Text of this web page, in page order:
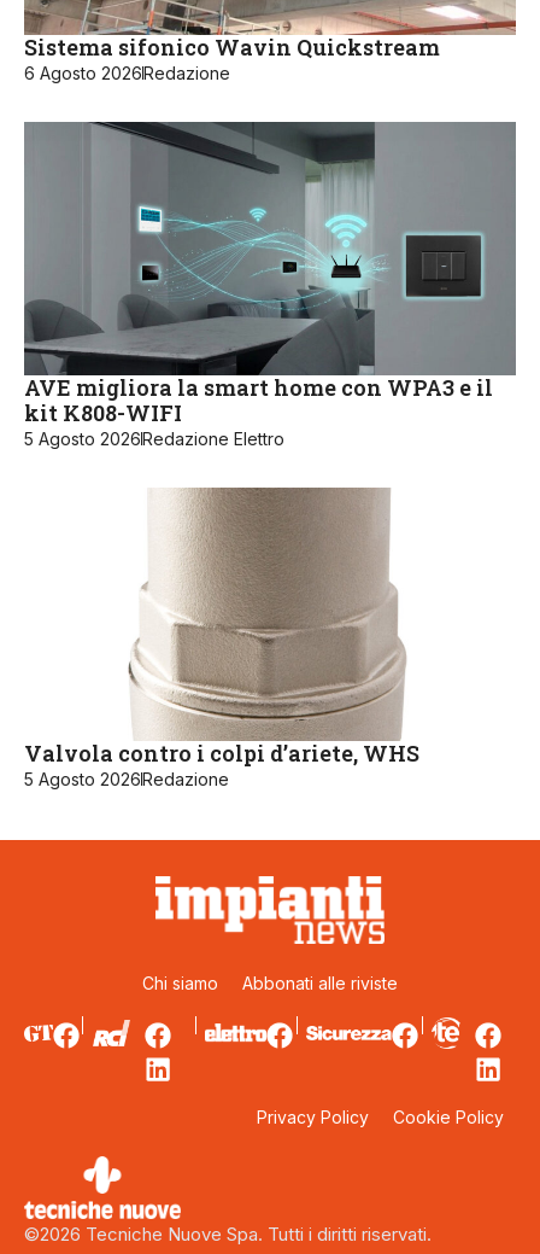
Sistema sifonico Wavin Quickstream
6 Agosto 2026Redazione
AVE migliora la smart home con WPA3 e il
kit K808-WIFI
5 Agosto 2026Redazione Elettro
Valvola contro i colpi d’ariete, WHS
5 Agosto 2026Redazione
Chi siamo Abbonati alle riviste
Privacy Policy Cookie Policy
©2026 Tecniche Nuove Spa. Tutti i diritti riservati.